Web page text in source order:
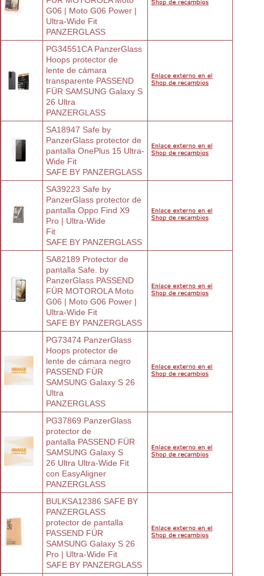
G06 | Moto G06 Power |
Ultra-Wide Fit
PANZERGLASS
PG34551CA PanzerGlass
Hoops protector de
lente de cámara
transparente PASSEND
FÜR SAMSUNG Galaxy S
26 Ultra
PANZERGLASS
SA18947 Safe by
PanzerGlass protector de
pantalla OnePlus 15 Ultra-
Wide Fit
SAFE BY PANZERGLASS
SA39223 Safe by
PanzerGlass protector de
pantalla Oppo Find X9
Pro | Ultra-Wide
Fit
SAFE BY PANZERGLASS
SA82189 Protector de
pantalla Safe. by
PanzerGlass PASSEND
FÜR MOTOROLA Moto
G06 | Moto G06 Power |
Ultra-Wide Fit
SAFE BY PANZERGLASS
PG73474 PanzerGlass
Hoops protector de
lente de cámara negro
PASSEND FÜR
SAMSUNG Galaxy S 26
Ultra
PANZERGLASS
PG37869 PanzerGlass
protector de
pantalla PASSEND FÜR
SAMSUNG Galaxy S
26 Ultra Ultra-Wide Fit
con EasyAligner
PANZERGLASS
BULKSA12386 SAFE BY
PANZERGLASS
protector de pantalla
PASSEND FÜR
SAMSUNG Galaxy S 26
Pro | Ultra-Wide Fit
SAFE BY PANZERGLASS